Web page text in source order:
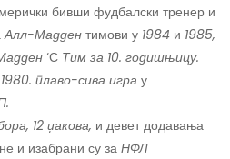
бивши фудбалски тренер и
Алл-Мадден тимови у 1984 и 1985,
‘С Тим за 10. годишњицу.
1980. плаво-сива игра у
12 џакова, и девет додавања
и изабрани су за НФЛ